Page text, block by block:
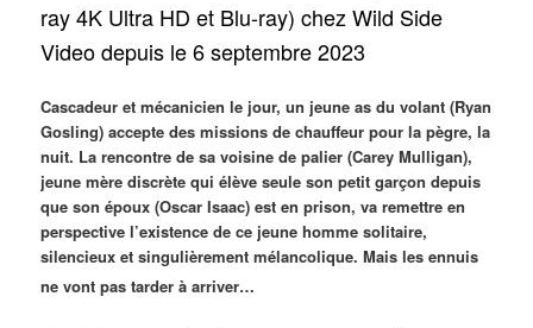
ray 4K Ultra HD et Blu-ray) chez Wild Side
Video depuis le 6 septembre 2023
Cascadeur et mécanicien le jour, un jeune as du volant (Ryan
Gosling) accepte des missions de chauffeur pour la pègre, la
nuit. La rencontre de sa voisine de palier (Carey Mulligan),
jeune mère discrète qui élève seule son petit garçon depuis
que son époux (Oscar Isaac) est en prison, va remettre en
perspective l’existence de ce jeune homme solitaire,
silencieux et singulièrement mélancolique. Mais les ennuis
ne vont pas tarder à arriver…